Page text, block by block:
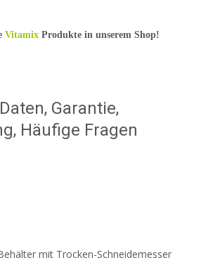
Vitamix Produkte in unserem Shop!
Garantie,
Häufige Fragen
mit Trocken-Schneidemesser